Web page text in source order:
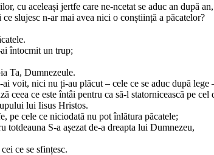
cu aceleași jertfe care ne-ncetat se aduc an după
slujesc n-ar mai avea nici o conștiință a păcatelor?
întocmit un trup;
Ta, Dumnezeule.
voit, nici nu ți-au plăcut – cele ce se aduc după lege
ce este întâi pentru ca să-l statornicească pe cel
lui Iisus Hristos.
pe cele ce niciodată nu pot înlătura păcatele;
totdeauna S-a așezat de-a dreapta lui Dumnezeu,
ce se sfințesc.